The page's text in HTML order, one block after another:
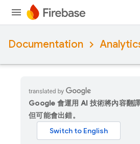
Documentation
Google 會運用 AI 技術將內容翻
但可能會出錯。